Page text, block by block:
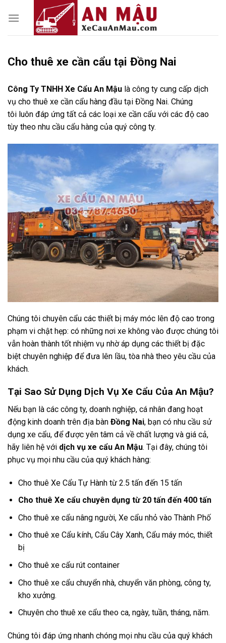
Cho thuê xe cần cẩu tại Đồng Nai
Công Ty TNHH Xe Cẩu An Mậu là công ty cung cấp dịch
vụ cho thuê xe cần cẩu hàng đầu tại Đồng Nai. Chúng
tôi luôn đáp ứng tất cả các loại xe cần cẩu với các độ cao
tùy theo nhu cầu cẩu hàng của quý công ty.
Chúng tôi chuyên cẩu các thiết bị máy móc lên độ cao trong
phạm vi chật hẹp: có những nơi xe không vào được chúng tôi
vẫn hoàn thành tốt nhiệm vụ nhờ áp dụng các thiết bị đặc
biệt chuyên nghiệp để đưa lên lầu, tòa nhà theo yêu cầu của
khách.
Tại Sao Sử Dụng Dịch Vụ Xe Cẩu Của An Mậu?
Nếu bạn là các công ty, doanh nghiệp, cá nhân đang hoạt
động kinh doanh trên địa bàn Đồng Nai, bạn có nhu cầu sử
dụng xe cẩu, để được yên tâm cả về chất lượng và giá cả,
hãy liên hệ với dịch vụ xe cẩu An Mậu. Tại đây, chúng tôi
phục vụ mọi nhu cầu của quý khách hàng:
Cho thuê Xe Cẩu Tự Hành từ 2.5 tấn đến 15 tấn
Cho thuê Xe cẩu chuyên dụng từ 20 tấn đến 400 tấn
Cho thuê xe cẩu nâng người, Xe cẩu nhỏ vào Thành Phố
Cho thuê xe Cẩu kính, Cẩu Cây Xanh, Cẩu máy móc, thiết
bị
Cho thuê xe cẩu rút container
Cho thuê xe cẩu chuyển nhà, chuyển văn phòng, công ty,
kho xưởng.
Chuyên cho thuê xe cẩu theo ca, ngày, tuần, tháng, năm.
Chúng tôi đáp ứng nhanh chóng mọi nhu cầu của quý khách